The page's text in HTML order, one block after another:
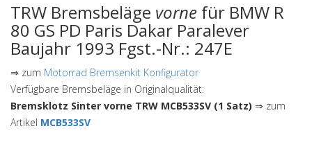
TRW Bremsbeläge vorne für BMW R
80 GS PD Paris Dakar Paralever
Baujahr 1993 Fgst.-Nr.: 247E
⇒ zum Motorrad Bremsenkit Konfigurator
Verfügbare Bremsbeläge in Originalqualität:
Bremsklotz Sinter vorne TRW MCB533SV (1 Satz) ⇒ zum
Artikel MCB533SV